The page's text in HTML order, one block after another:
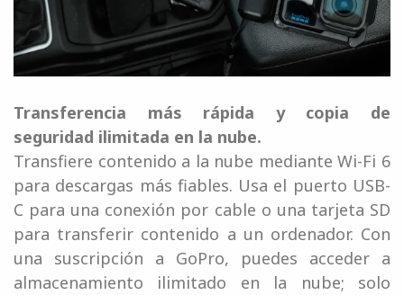
Transferencia más rápida y copia de
seguridad ilimitada en la nube.
Transfiere contenido a la nube mediante Wi-Fi 6
para descargas más fiables. Usa el puerto USB-
C para una conexión por cable o una tarjeta SD
para transferir contenido a un ordenador. Con
una suscripción a GoPro, puedes acceder a
almacenamiento ilimitado en la nube; solo